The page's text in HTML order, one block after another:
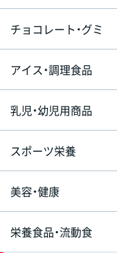
チョコレート・グミ
アイス・調理食品
乳児・幼児用商品
スポーツ栄養
美容・健康
栄養食品・流動食